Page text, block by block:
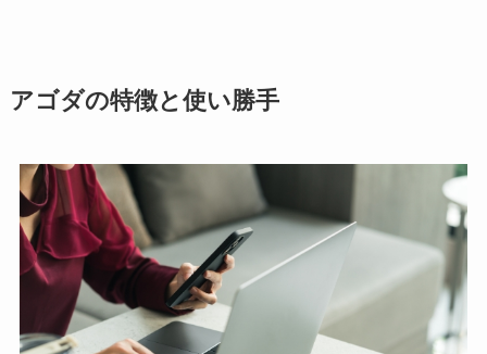
アゴダの特徴と使い勝手